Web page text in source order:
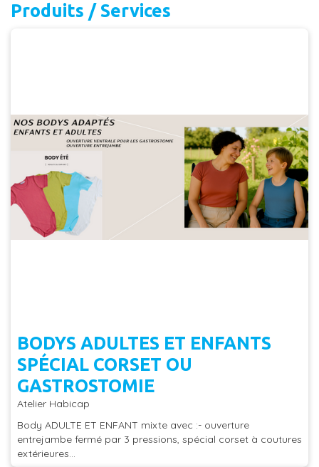
Produits / Services
BODYS ADULTES ET ENFANTS
SPÉCIAL CORSET OU
GASTROSTOMIE
Atelier Habicap
Body ADULTE ET ENFANT mixte avec :- ouverture
entrejambe fermé par 3 pressions, spécial corset à coutures
extérieures...